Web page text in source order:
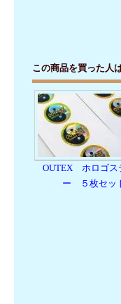
この商品を買った人
OUTEX ホロゴス
ー ５枚セッ